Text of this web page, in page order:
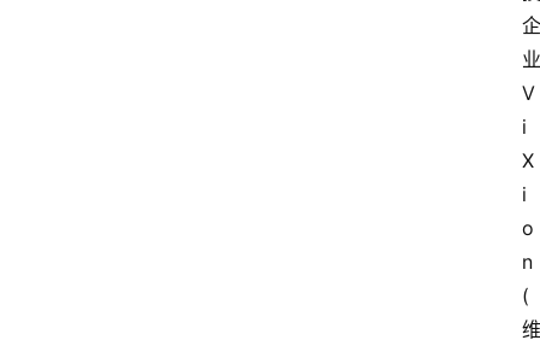
企
业
V
i
X
i
o
n
(
维